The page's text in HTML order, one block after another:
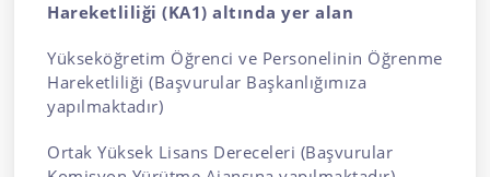
Hareketliliği (KA1) altında yer alan
Yükseköğretim Öğrenci ve Personelinin Öğrenme
Hareketliliği (Başvurular Başkanlığımıza
yapılmaktadır)
Ortak Yüksek Lisans Dereceleri (Başvurular